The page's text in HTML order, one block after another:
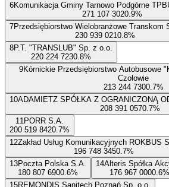
6Komunikacja Gminy Tarnowo Podgórne
271 107 3020.9%
7Przedsiębiorstwo Wielobranżowe Transkom
230 939 0210.8%
8P.T. "TRANSLUB" Sp. z o.o.
220 224 7230.8%
9Kórnickie Przedsiębiorstwo Autobusowe
Czołowie
213 244 7300.7%
10ADAMIETZ SPÓŁKA Z OGRANICZONĄ
208 391 0570.7%
11PORR S.A.
200 519 8420.7%
12Zakład Usług Komunikacyjnych ROKBUS
196 748 3450.7%
13Poczta Polska S.A.
180 807 6900.6%
14Alteris Spółka
176 967 0000.6%
15REMONDIS Sanitech Poznań Sp. o.o.